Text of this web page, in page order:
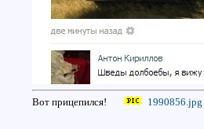
Вот прицепился! 1990856.jpg